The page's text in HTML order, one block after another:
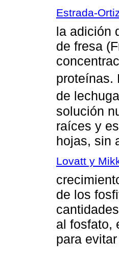
Estrada-
la adición
de fresa
proteínas.
de
solución
raíces y
hojas, sin
Lovatt y
de los
al fosfato,
para